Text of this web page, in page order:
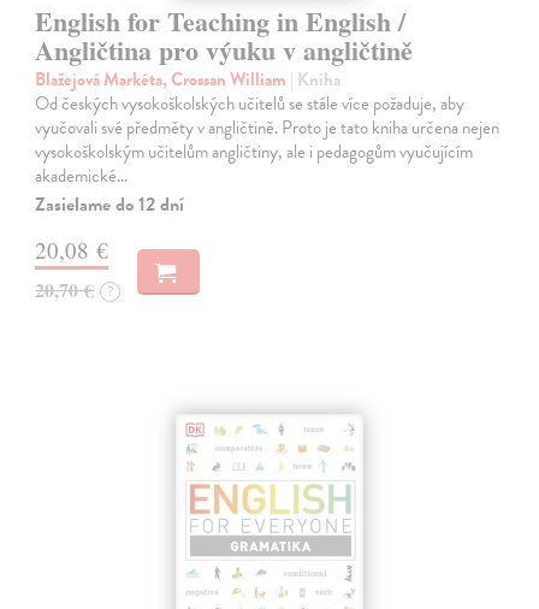
English for Teaching in English /
Angličtina pro výuku v angličtině
Blažejová Markéta, Crossan William | Kniha
Od českých vysokoškolských učitelů se stále více požaduje, aby
vyučovali své předměty v angličtině. Proto je tato kniha určena nejen
vysokoškolským učitelům angličtiny, ale i pedagogům vyučujícím
akademické…
Zasielame do 12 dní
20,08 €
20,70 € ?